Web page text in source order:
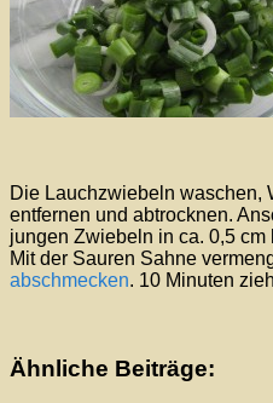
Die Lauchzwiebeln waschen,
entfernen und abtrocknen.
jungen Zwiebeln in ca. 0,5
Mit der Sauren Sahne
abschmecken. 10 Minuten
Ähnliche Beiträge: